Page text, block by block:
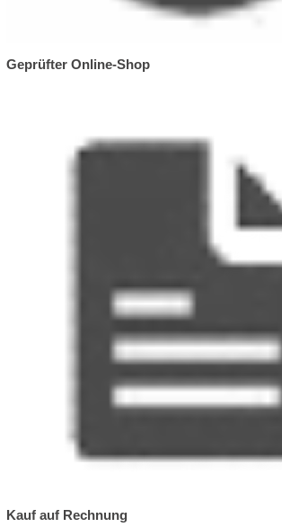
Geprüfter Online-Shop
Kauf auf Rechnung